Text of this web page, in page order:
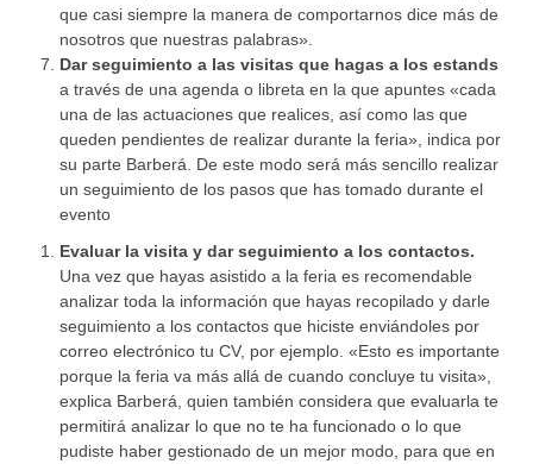
que casi siempre la manera de comportarnos dice más de
nosotros que nuestras palabras».
Dar seguimiento a las visitas que hagas a los estands
a través de una agenda o libreta en la que apuntes «cada
una de las actuaciones que realices, así como las que
queden pendientes de realizar durante la feria», indica por
su parte Barberá. De este modo será más sencillo realizar
un seguimiento de los pasos que has tomado durante el
evento
Evaluar la visita y dar seguimiento a los contactos.
Una vez que hayas asistido a la feria es recomendable
analizar toda la información que hayas recopilado y darle
seguimiento a los contactos que hiciste enviándoles por
correo electrónico tu CV, por ejemplo. «Esto es importante
porque la feria va más allá de cuando concluye tu visita»,
explica Barberá, quien también considera que evaluarla te
permitirá analizar lo que no te ha funcionado o lo que
pudiste haber gestionado de un mejor modo, para que en